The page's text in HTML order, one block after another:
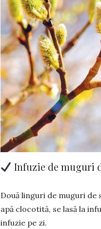
Infuzie de muguri
Două linguri de muguri de
apă clo­cotită, se lasă la
infuzie pe zi.